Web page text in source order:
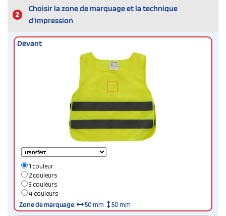
2
Choisir la zone de marquage et la technique
d'impression
Devant
1 couleur
2 couleurs
3 couleurs
4 couleurs
Zone de marquage: 50 mm 50 mm